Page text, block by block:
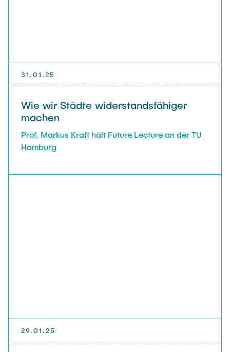
31.01.25
Wie wir Städte widerstandsfähiger
machen
Prof. Markus Kraft hält Future Lecture an der TU
Hamburg
29.01.25